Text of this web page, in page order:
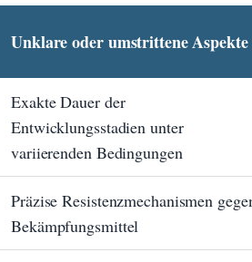
Unklare oder umstrittene Aspekte
Exakte Dauer der
Entwicklungsstadien unter
variierenden Bedingungen
Präzise Resistenzmechanismen
Bekämpfungsmittel